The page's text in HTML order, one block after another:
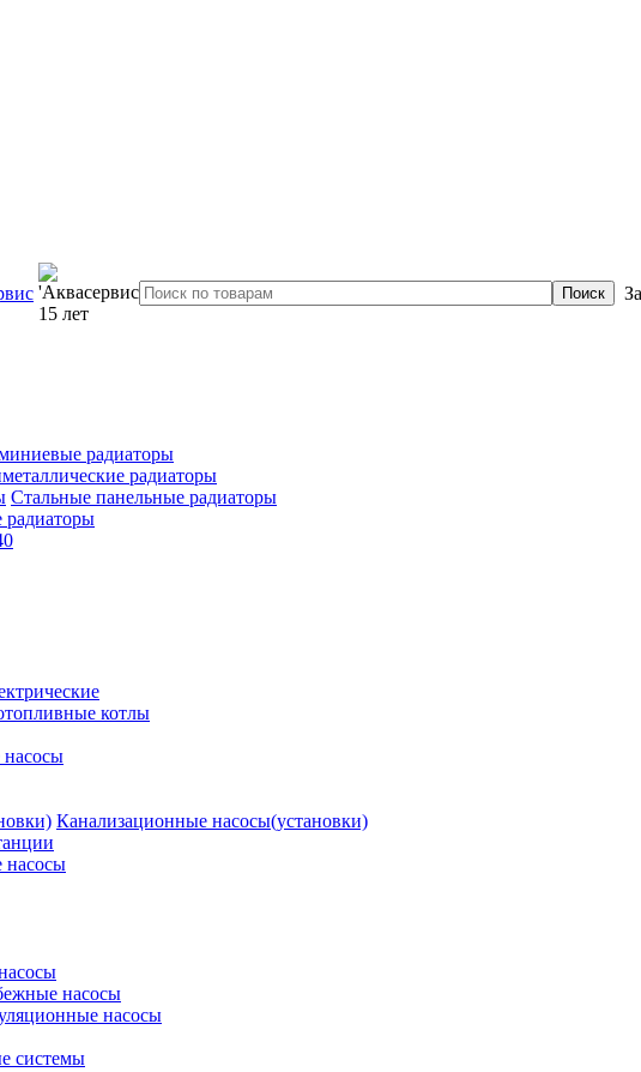
радиаторы
радиаторы
Стальные панельные радиаторы
котлы
Канализационные насосы(установки)
насосы
насосы
системы